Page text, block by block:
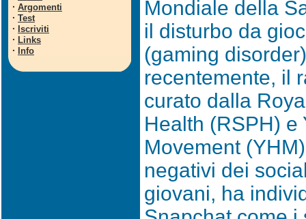
· Argomenti
· Test
· Iscriviti
· Links
· Info
Mondiale della
il disturbo da
(gaming
recentemente, il
curato dalla
Health (RSPH) e
Movement
negativi dei
giovani, ha